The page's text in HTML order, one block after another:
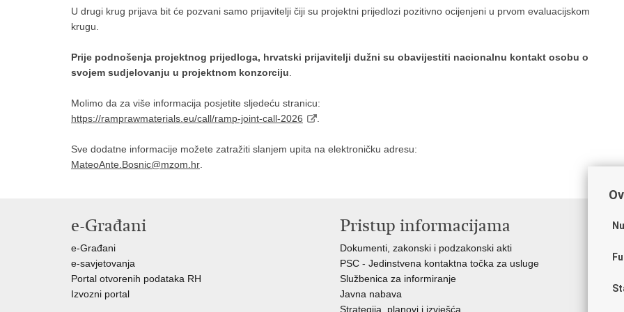
U drugi krug prijava bit će pozvani samo prijavitelji čiji su projektni prijedlozi pozitivno ocijenjeni u prvom evaluacijskom
krugu.
Prije podnošenja projektnog prijedloga, hrvatski prijavitelji dužni su obavijestiti nacionalnu kontakt osobu o
svojem sudjelovanju u projektnom konzorciju
Molimo da za više informacija posjetite sljedeću stranicu:
https://ramprawmaterials.eu/call/ramp-joint-call-2026
Sve dodatne informacije možete zatražiti slanjem upita na elektroničku adresu:
MateoAnte.Bosnic@mzom.hr
e-Građani
e-Građani
e-savjetovanja
Portal otvorenih podataka RH
Izvozni portal
Pristup informacijama
Dokumenti, zakonski i podzakonski akti
PSC - Jedinstvena kontaktna točka za usluge
Službenica za informiranje
Javna nabava
Strategija, planovi i izvješća